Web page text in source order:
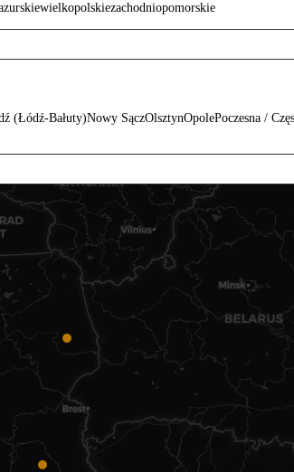
wielkopolskiezachodniopomorskie
(Łódź-Bałuty)Nowy SączOlsztynOpolePoczesna /